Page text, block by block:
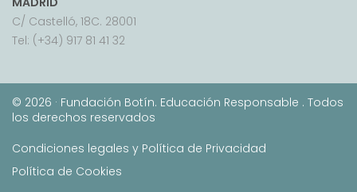
C/ Castelló, 18C. 28001
Tel: (+34) 917 81 41 32
Condiciones legales y Política de Privacidad
Política de Cookies
© 2026 · Fundación Botín. Educación Responsable . Todos
los derechos reservados